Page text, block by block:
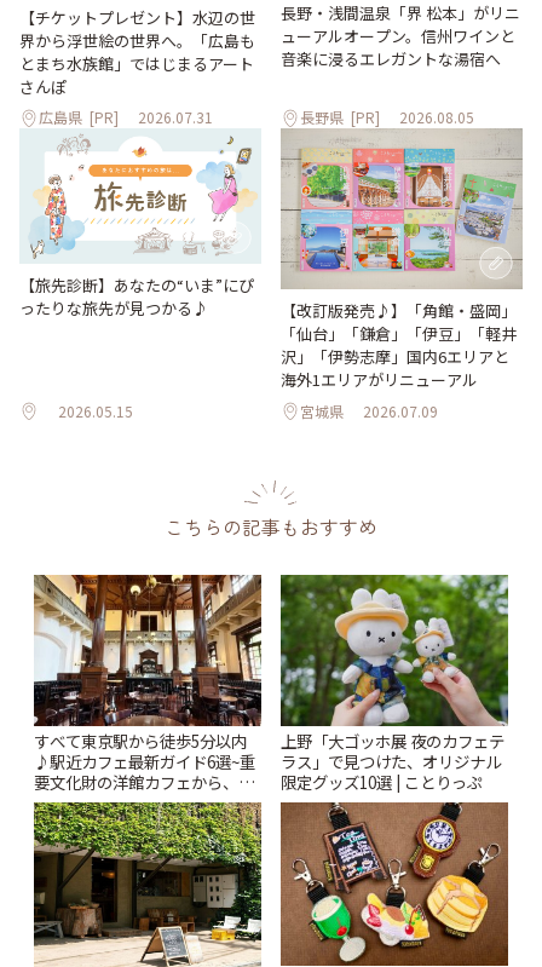
【チケットプレゼント】水辺の世
界から浮世絵の世界へ。「広島も
とまち水族館」ではじまるアート
さんぽ
広島県 [PR] 2026.07.31
長野・浅間温泉「界 松本」がリニ
ューアルオープン。信州ワインと
音楽に浸るエレガントな湯宿へ
長野県 [PR] 2026.08.05
【旅先診断】あなたの“いま”にぴ
ったりな旅先が見つかる♪
2026.05.15
【改訂版発売♪】「角館・盛岡」
「仙台」「鎌倉」「伊豆」「軽井
沢」「伊勢志摩」国内6エリアと
海外1エリアがリニューアル
宮城県 2026.07.09
こちらの記事もおすすめ
すべて東京駅から徒歩5分以内
♪駅近カフェ最新ガイド6選~重
要文化財の洋館カフェから、改
札すぐのレトロ喫茶まで~ | こと
りっぷ
上野「大ゴッホ展 夜のカフェテ
ラス」で見つけた、オリジナル
限定グッズ10選 | ことりっぷ